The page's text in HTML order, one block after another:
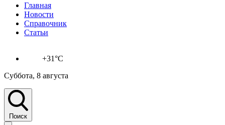
Главная
Новости
Справочник
Статьи
+31°C
Суббота, 8 августа
Поиск